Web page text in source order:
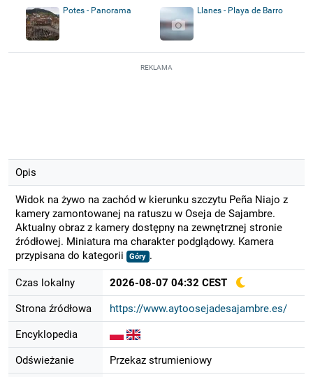
Potes - Panorama Llanes - Playa de Barro
REKLAMA
Opis
Widok na żywo na zachód w kierunku szczytu Peña Niajo z
kamery zamontowanej na ratuszu w Oseja de Sajambre.
Aktualny obraz z kamery dostępny na zewnętrznej stronie
źródłowej. Miniatura ma charakter podglądowy. Kamera
przypisana do kategorii
Góry .
Czas lokalny 2026-08-07 04:32 CEST
Strona źródłowa https://www.aytoosejadesajambre.es/
Encyklopedia
Odświeżanie Przekaz strumieniowy